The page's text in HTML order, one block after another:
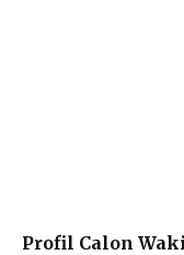
Profil Calon